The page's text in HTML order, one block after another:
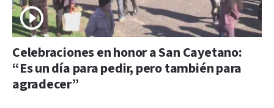
Celebraciones en honor a San Cayetano:
“Es un día para pedir, pero también para
agradecer”